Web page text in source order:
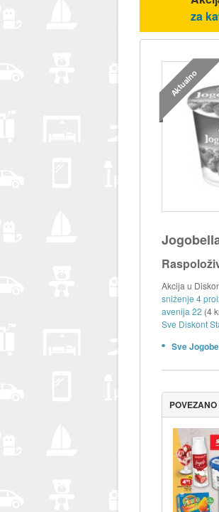
za
Aktualno
Akcija u
sniženje 4
avenija 22 (4
Sve Diskont
Sve
POVEZANO